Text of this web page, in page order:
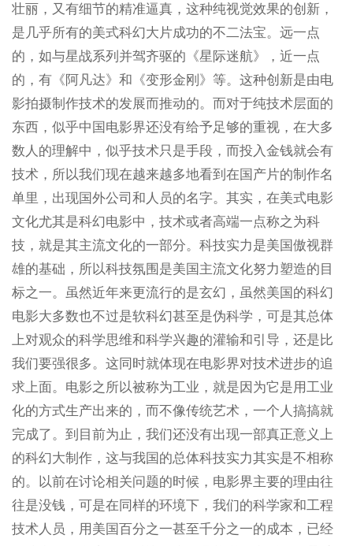
壮丽，又有细节的精准逼真，这种纯视觉效果的创新，
是几乎所有的美式科幻大片成功的不二法宝。远一点
的，如与星战系列并驾齐驱的《星际迷航》，近一点
的，有《阿凡达》和《变形金刚》等。这种创新是由电
影拍摄制作技术的发展而推动的。而对于纯技术层面的
东西，似乎中国电影界还没有给予足够的重视，在大多
数人的理解中，似乎技术只是手段，而投入金钱就会有
技术，所以我们现在越来越多地看到在国产片的制作名
单里，出现国外公司和人员的名字。其实，在美式电影
文化尤其是科幻电影中，技术或者高端一点称之为科
技，就是其主流文化的一部分。科技实力是美国傲视群
雄的基础，所以科技氛围是美国主流文化努力塑造的目
标之一。虽然近年来更流行的是玄幻，虽然美国的科幻
电影大多数也不过是软科幻甚至是伪科学，可是其总体
上对观众的科学思维和科学兴趣的灌输和引导，还是比
我们要强很多。这同时就体现在电影界对技术进步的追
求上面。电影之所以被称为工业，就是因为它是用工业
化的方式生产出来的，而不像传统艺术，一个人搞搞就
完成了。到目前为止，我们还没有出现一部真正意义上
的科幻大制作，这与我国的总体科技实力其实是不相称
的。以前在讨论相关问题的时候，电影界主要的理由往
往是没钱，可是在同样的环境下，我们的科学家和工程
技术人员，用美国百分之一甚至千分之一的成本，已经